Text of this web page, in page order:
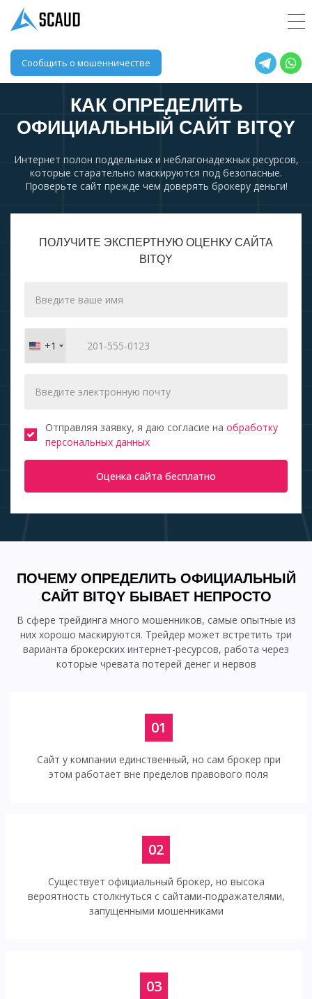
Сообщить о мошенничестве
КАК ОПРЕДЕЛИТЬ
ОФИЦИАЛЬНЫЙ САЙТ BITQY
Интернет полон поддельных и неблагонадежных ресурсов,
которые старательно маскируются под безопасные.
Проверьте сайт прежде чем доверять брокеру деньги!
ПОЛУЧИТЕ ЭКСПЕРТНУЮ ОЦЕНКУ САЙТА
BITQY
United
States
+1
Отправляя заявку, я даю согласие на обработку
персональных данных
Оценка сайта бесплатно
ПОЧЕМУ ОПРЕДЕЛИТЬ ОФИЦИАЛЬНЫЙ
САЙТ BITQY БЫВАЕТ НЕПРОСТО
В сфере трейдинга много мошенников, самые опытные из
них хорошо маскируются. Трейдер может встретить три
варианта брокерских интернет-ресурсов, работа через
которые чревата потерей денег и нервов
01
Сайт у компании единственный, но сам брокер при
этом работает вне пределов правового поля
02
Существует официальный брокер, но высока
вероятность столкнуться с сайтами-подражателями,
запущенными мошенниками
03